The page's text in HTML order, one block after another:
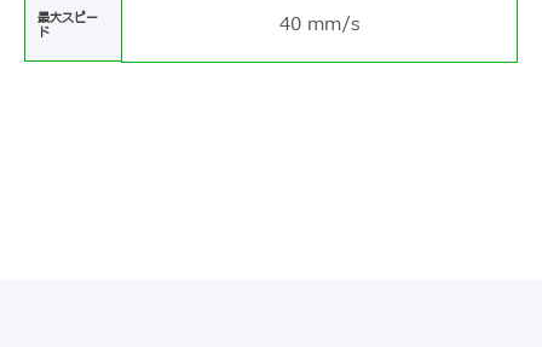
最大スピー
ド
40 mm/s